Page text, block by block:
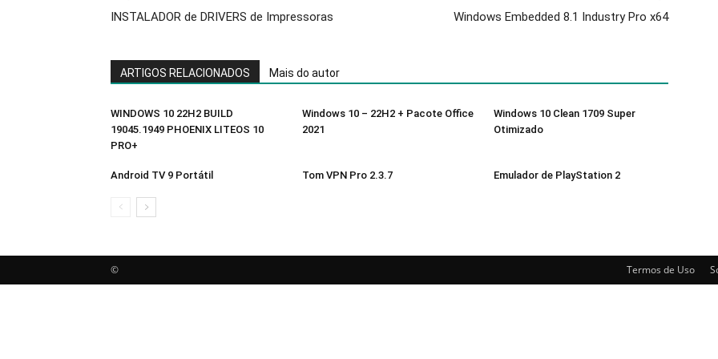
INSTALADOR de DRIVERS de Impressoras Windows Embedded 8.1 Industry Pro x64
ARTIGOS RELACIONADOS Mais do autor
WINDOWS 10 22H2 BUILD
19045.1949 PHOENIX LITEOS 10
PRO+
Windows 10 – 22H2 + Pacote Office
2021
Windows 10 Clean 1709 Super
Otimizado
Android TV 9 Portátil Tom VPN Pro 2.3.7 Emulador de PlayStation 2
Termos de Uso
©